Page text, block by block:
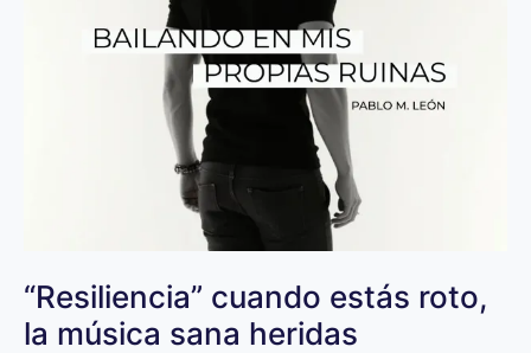
proyecto,
“Resiliencia” cuando estás roto,
la música sana heridas